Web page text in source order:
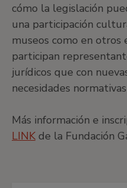
cómo la legislación
una participación
museos como en otros
participan
jurídicos que con
necesidades
Más información e
LINK de la Fundación